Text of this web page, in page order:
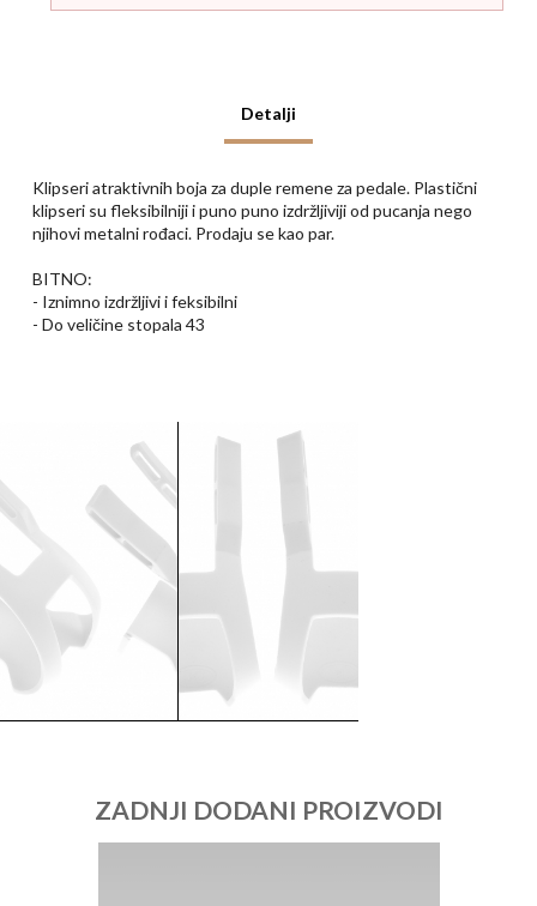
Detalji
Klipseri atraktivnih boja za duple remene za pedale. Plastični
klipseri su fleksibilniji i puno puno izdržljiviji od pucanja nego
njihovi metalni rođaci. Prodaju se kao par.
BITNO:
- Iznimno izdržljivi i feksibilni
- Do veličine stopala 43
ZADNJI DODANI PROIZVODI